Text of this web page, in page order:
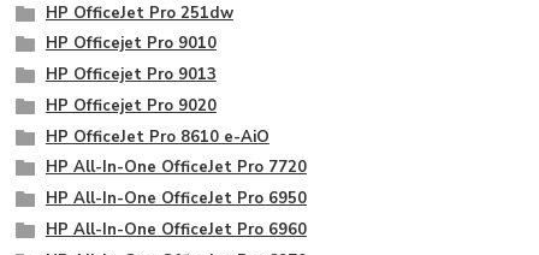
HP OfficeJet Pro 251dw
HP Officejet Pro 9010
HP Officejet Pro 9013
HP Officejet Pro 9020
HP OfficeJet Pro 8610 e-AiO
HP All-In-One OfficeJet Pro 7720
HP All-In-One OfficeJet Pro 6950
HP All-In-One OfficeJet Pro 6960